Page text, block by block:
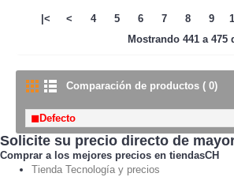
|< < 4 5 6 7 8 9
Mostrando 441 a 475
Comparación de productos ( 0)
Solicite su precio directo de
Comprar a los mejores precios en tiendasCH
Tienda Tecnología y precios